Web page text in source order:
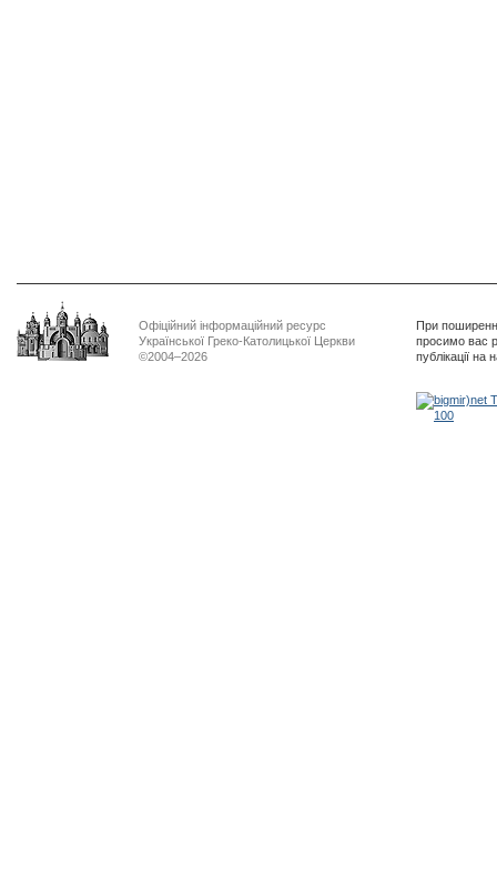
Офіційний інформаційний ресурс
Української Греко-Католицької Церкви
©2004–2026
При
просимо вас
публікації на